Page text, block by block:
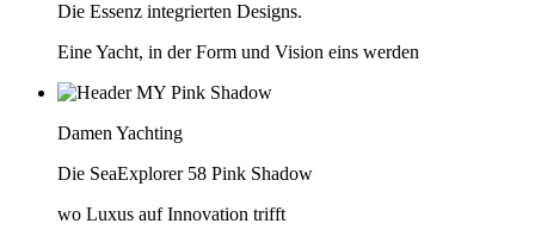
Die Essenz integrierten Designs.
Eine Yacht, in der Form und Vision eins werden
Damen Yachting
Die SeaExplorer 58 Pink Shadow
wo Luxus auf Innovation trifft